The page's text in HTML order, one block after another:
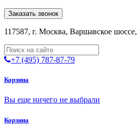
Заказать звонок
117587, г. Москва, Варшавское
+7 (495) 787-87-79
Корзина
Вы еще ничего не выбрали
Корзина